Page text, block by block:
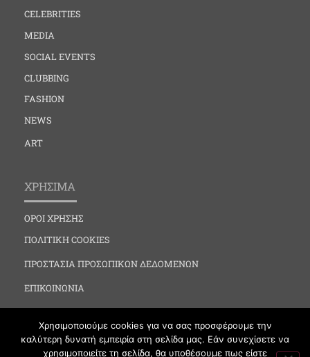
CELEBRITIES
MEDIA
SOCIAL EVENTS
CLUBBING
FASHION
NEWS
ART
ΧΡΗΣΙΜΑ
ΟΡΟΙ ΧΡΗΣΗΣ
ΠΟΛΙΤΙΚΗ COOKIES
ΠΡΟΣΤΑΣΙΑ ΠΡΟΣΩΠΙΚΩΝ ΔΕΔΟΜΕΝΩΝ
ΕΠΙΚΟΙΝΩΝΙΑ
Χρησιμοποιούμε cookies για να σας προσφέρουμε την
καλύτερη δυνατή εμπειρία στη σελίδα μας. Εάν συνεχίσετε να
χρησιμοποιείτε τη σελίδα, θα υποθέσουμε πως είστε